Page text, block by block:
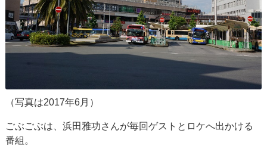
（写真は2017年6月）
ごぶごぶは、浜田雅功さんが毎回ゲストとロケへ出かける
番組。